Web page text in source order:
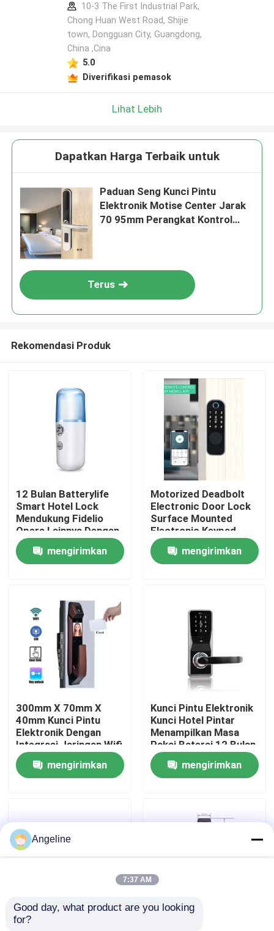
Produk
Video
Tentang kami
Tur Pabrik
Kontrol kualitas
Kasus
Permintaan Penawaran
Download
10-3 The First Industrial Park,
Chong Huan West Road, Shijie
town, Dongguan City, Guangdong,
China ,Cina
5.0
Diverifikasi pemasok
Lihat Lebih
Dapatkan Harga Terbaik untuk
Paduan Seng Kunci Pintu
Elektronik Motise Center Jarak
70 95mm Perangkat Kontrol
Terus
Rekomendasi Produk
12 Bulan Batterylife
Smart Hotel Lock
Mendukung Fidelio
Opera Lainnya Dengan
Berat 15 Kg Cocok
untuk Solusi
Keamanan Hotel
mengirimkan
Motorized Deadbolt
Electronic Door Lock
Surface Mounted
Electronic Keypad
Entry System
Dirancang untuk
Perumahan Komersial
mengirimkan
300mm X 70mm X
40mm Kunci Pintu
Elektronik Dengan
Integrasi Jaringan Wifi
Cocok untuk Solusi
Keamanan Komersial
mengirimkan
Kunci Pintu Elektronik
Kunci Hotel Pintar
Menampilkan Masa
Pakai Baterai 12 Bulan
dan Tanggam
70X95Mm 62X95Mm
Cocok untuk Kontrol
mengirimkan
PMS Fidelio Surface
Angeline
7:37 AM
Good day, what product are you looking
for?